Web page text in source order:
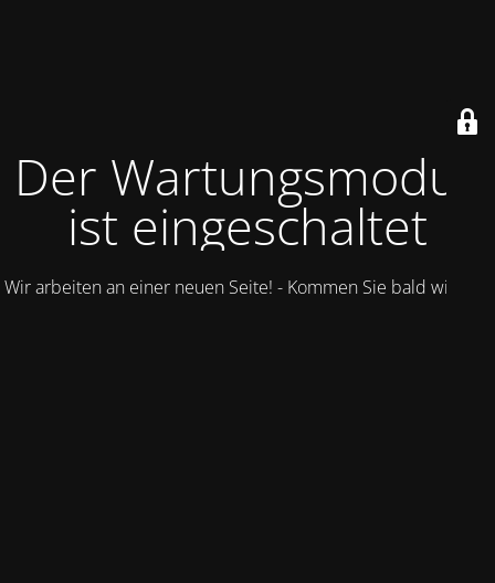
Der Wartungsmodus
ist eingeschaltet
Wir arbeiten an einer neuen Seite! - Kommen Sie bald wieder.